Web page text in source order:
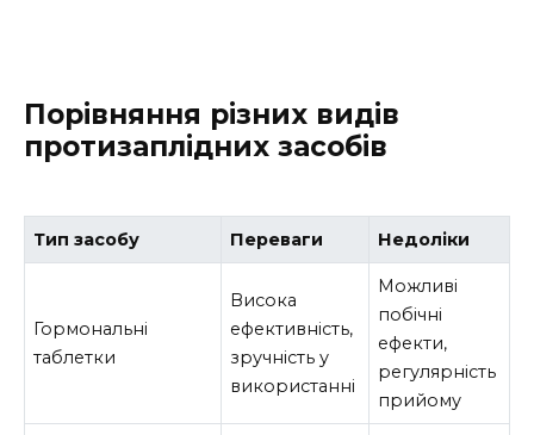
Порівняння різних видів
протизаплідних засобів
Тип засобу Переваги Недоліки
Гормональні
таблетки
Висока
ефективність,
зручність у
використанні
Можливі
побічні
ефекти,
регулярність
прийому